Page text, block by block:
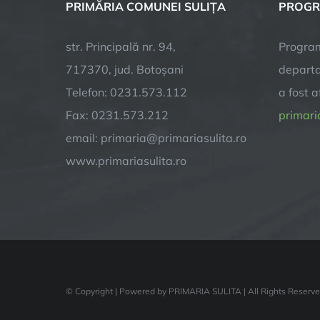
PRIMĂRIA COMUNEI SULIȚA
str. Principală nr. 94,
717370, jud. Botoșani
Telefon: 0231.573.112
Fax: 0231.573.212
email: primaria@primariasulita.ro
www.primariasulita.ro
a fost
© Copyright | Powered by PRIMARIA SULITA | All Rights